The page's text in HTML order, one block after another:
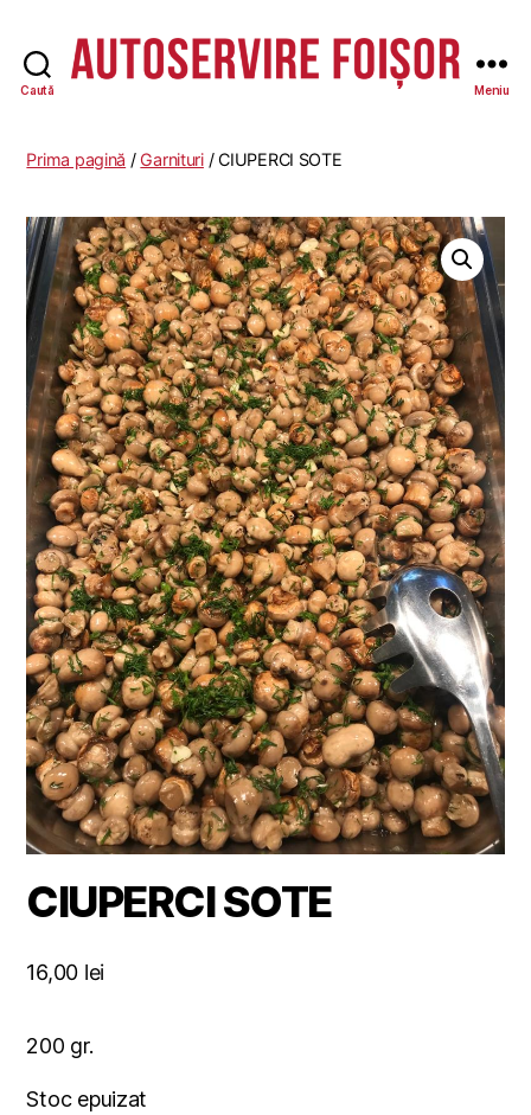
Caută Meniu
Prima pagină /Garnituri/ CIUPERCI SOTE
CIUPERCI SOTE
16,00 lei
200 gr.
Stoc epuizat